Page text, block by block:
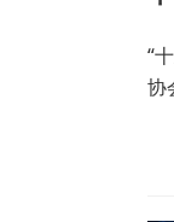
“
协